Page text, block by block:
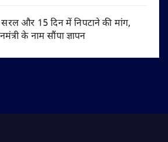
सरल और 15 दिन में निपटाने की मांग,
के नाम सौंपा ज्ञापन